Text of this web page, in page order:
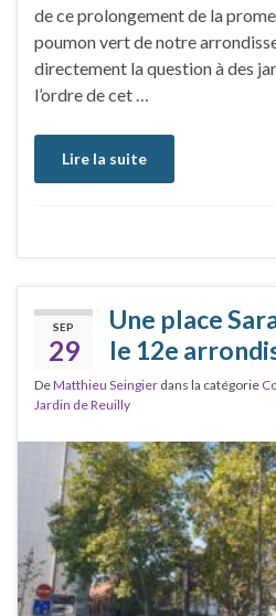
de ce prolongement de la
poumon vert de notre
directement la question à des
l’ordre de cet …
Lire la suite
SEP
29
Une place
le 12e
DeMatthieu Seingier dans la catégorie
Jardin de Reuilly